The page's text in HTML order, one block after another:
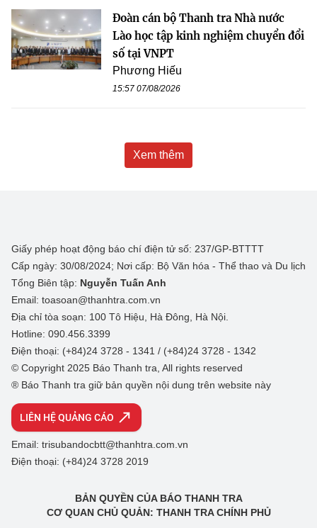
Đoàn cán bộ Thanh tra Nhà nước
Lào học tập kinh nghiệm chuyển đổi
số tại VNPT
Phương Hiếu
15:57 07/08/2026
Xem thêm
Giấy phép hoạt động báo chí điện tử số: 237/GP-BTTTT
Cấp ngày: 30/08/2024; Nơi cấp: Bộ Văn hóa - Thể thao và Du lịch
Tổng Biên tập: Nguyễn Tuấn Anh
Email: toasoan@thanhtra.com.vn
Địa chỉ tòa soạn: 100 Tô Hiệu, Hà Đông, Hà Nội.
Hotline: 090.456.3399
Điện thoại: (+84)24 3728 - 1341 / (+84)24 3728 - 1342
© Copyright 2025 Báo Thanh tra, All rights reserved
® Báo Thanh tra giữ bản quyền nội dung trên website này
LIÊN HỆ QUẢNG CÁO
Email: trisubandocbtt@thanhtra.com.vn
Điện thoại: (+84)24 3728 2019
BẢN QUYỀN CỦA BÁO THANH TRA
CƠ QUAN CHỦ QUẢN: THANH TRA CHÍNH PHỦ